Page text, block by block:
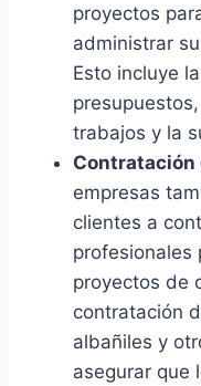
proyectos
administrar
Esto incluye
trabajos y la
empresas
clientes a
profesionales
proyectos de
contratación
albañiles y
asegurar que